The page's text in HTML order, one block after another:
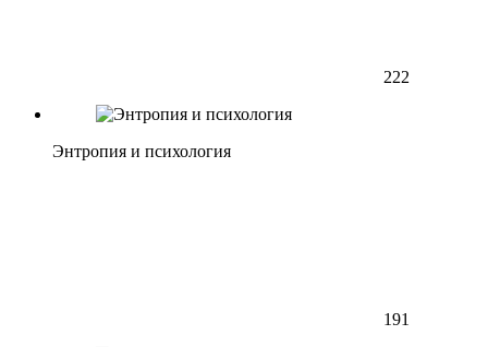
222
Энтропия и психология
191